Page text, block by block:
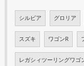
シルビア グロリア
スズキ ワゴンR
レガシィツーリングワゴ